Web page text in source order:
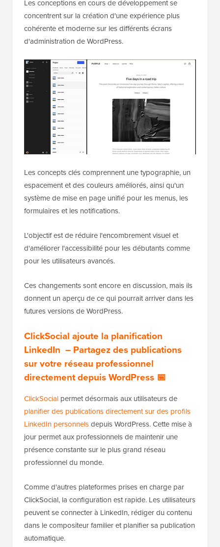
Les conceptions en cours de développement se
concentrent sur la création d'une expérience plus
cohérente et moderne sur les différents écrans
d'administration de WordPress.
Les concepts clés comprennent une typographie, un
espacement et des couleurs améliorés, ainsi qu'un
système de mise en page unifié pour les menus, les
formulaires et les notifications.
L'objectif est de réduire l'encombrement visuel et
d'améliorer l'accessibilité pour les débutants comme
pour les utilisateurs avancés.
Ces changements sont encore en discussion, mais ils
donnent un aperçu de ce qui pourrait arriver dans les
futures versions de WordPress.
ClickSocial ajoute la planification
LinkedIn – Partagez des publications
sur votre réseau professionnel
directement depuis WordPress 📅
ClickSocial permet désormais aux utilisateurs de
planifier des publications directement sur des profils
LinkedIn personnelsdepuis WordPress. Cette mise à
jour permet aux professionnels de maintenir une
présence constante sur le plus grand réseau
professionnel du monde.
Comme d'autres plateformes prises en charge par
ClickSocial, la configuration est rapide. Les utilisateurs
peuvent se connecter à LinkedIn, rédiger du contenu
dans le compositeur familier et planifier sa publication
automatique.